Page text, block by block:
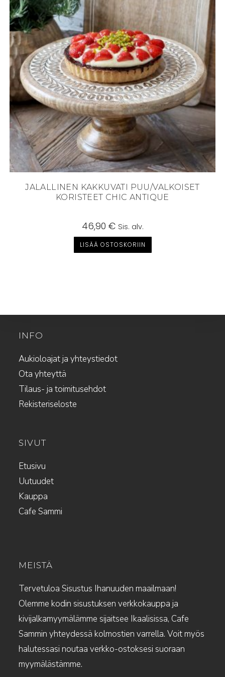
JALALLINEN KAKKUVATI PUU/VALKOISET
KORISTEET CHIC ANTIQUE
46,90 € Sis. alv.
LISÄÄ OSTOSKORIIN
INFO
Aukioloajat ja yhteystiedot
Ota yhteyttä
Tilaus- ja toimitusehdot
Rekisteriseloste
SIVUT
Etusivu
Uutuudet
Kauppa
Cafe Sammi
MEISTÄ
Tervetuloa Sisustus Ihanuuden maailmaan!
Olemme kodin sisustuksen verkkokauppa ja
kivijalkamyymälämme sijaitsee Ikaalisissa, Cafe
Sammin yhteydessä kolmostien varrella. Voit myös
halutessasi noutaa verkko-ostoksesi suoraan
myymälästämme.